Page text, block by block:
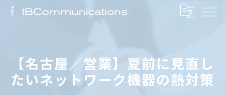
【名古屋／営業】夏前に見直し
たいネットワーク機器の熱対策